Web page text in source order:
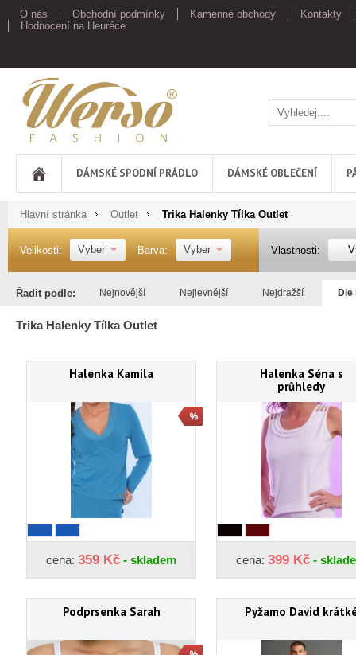
O nás Obchodní podmínky Kamenné obchody
Kontakty
Hodnocení na Heuréce
Werso
DÁMSKÉ SPODNÍ PRÁDLO DÁMSKÉ OBLEČENÍ
Hlavní stránka Outlet Trika Halenky Tílka Outlet
Velikosti: Vyber Barva: Vyber Vlastnosti:
Řadit podle: Nejnovější Nejlevnější Nejdražší Dle
Trika Halenky Tílka Outlet
Halenka Kamila
cena: 359 Kč - skladem
Halenka Séna s
průhledy
cena: 399 Kč -
Podprsenka Sarah Pyžamo David